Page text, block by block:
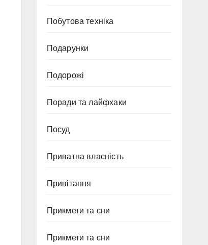
Побутова техніка
Подарунки
Подорожі
Поради та лайфхаки
Посуд
Приватна власність
Привітання
Прикмети та сни
Прикмети та сни